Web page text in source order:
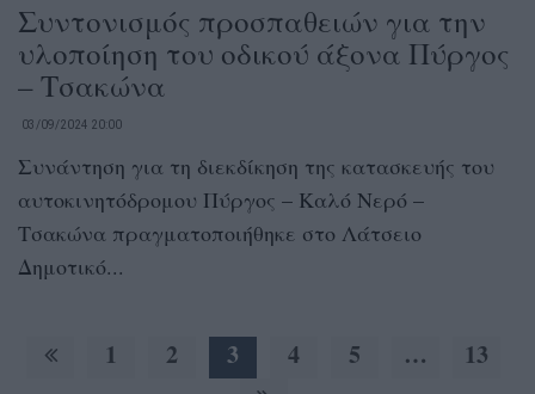
Συντονισμός προσπαθειών για την
υλοποίηση του οδικού άξονα Πύργος
– Τσακώνα
03/09/2024 20:00
Συνάντηση για τη διεκδίκηση της κατασκευής του
αυτοκινητόδρομου Πύργος – Καλό Νερό –
Τσακώνα πραγματοποιήθηκε στο Λάτσειο
Δημοτικό...
1 2 3 4 5 … 13